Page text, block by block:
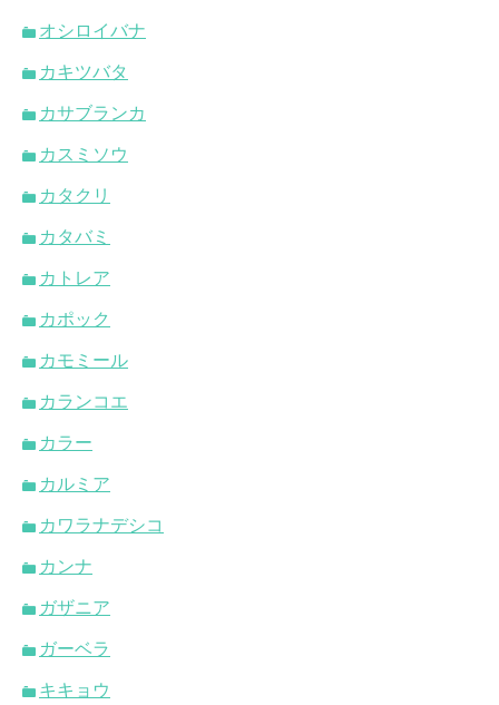
オシロイバナ
カキツバタ
カサブランカ
カスミソウ
カタクリ
カタバミ
カトレア
カポック
カモミール
カランコエ
カラー
カルミア
カワラナデシコ
カンナ
ガザニア
ガーベラ
キキョウ